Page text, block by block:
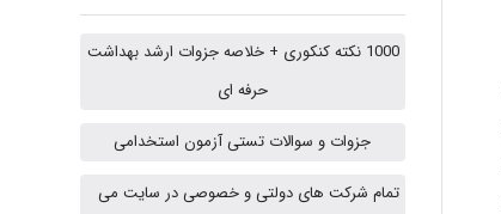
fatima
Jafar Tym
1000 نکته کنکوری + خلاصه جزوات ارشد بهداشت
حرفه ای
جزوات و سوالات تستی آزمون استخدامی
تمام شرکت های دولتی و خصوصی در سایت می